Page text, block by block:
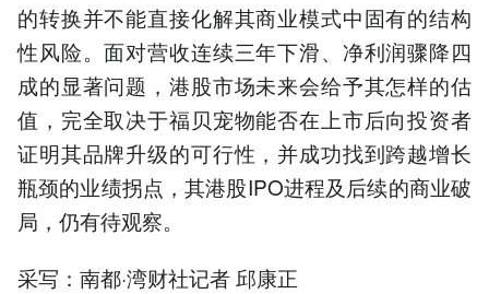
的转换并不能直接化解其商业模式中固有的结构
性风险。面对营收连续三年下滑、净利润骤降四
成的显著问题，港股市场未来会给予其怎样的估
值，完全取决于福贝宠物能否在上市后向投资者
证明其品牌升级的可行性，并成功找到跨越增长
瓶颈的业绩拐点，其港股IPO进程及后续的商业破
局，仍有待观察。
采写：南都·湾财社记者 邱康正